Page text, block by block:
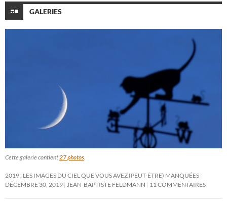
GALERIES
Cette galerie contient27 photos.
2019 : LES IMAGES DU CIEL QUE VOUS AVEZ (PEUT-ÊTRE) MANQUÉES
DÉCEMBRE 30, 2019 JEAN-BAPTISTE FELDMANN 11 COMMENTAIRES